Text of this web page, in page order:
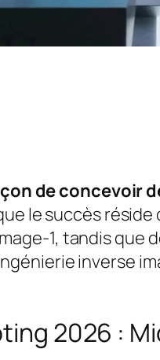
de concevoir
le succès réside
1, tandis
2026 :